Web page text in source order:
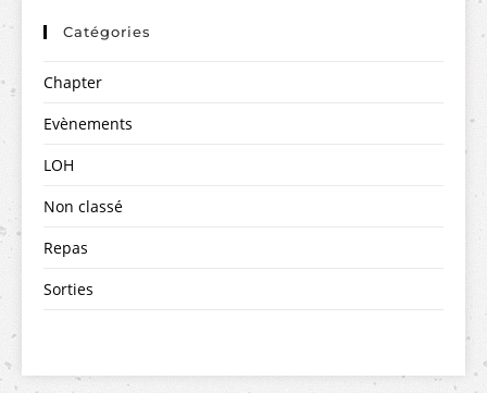
Catégories
Chapter
Evènements
LOH
Non classé
Repas
Sorties